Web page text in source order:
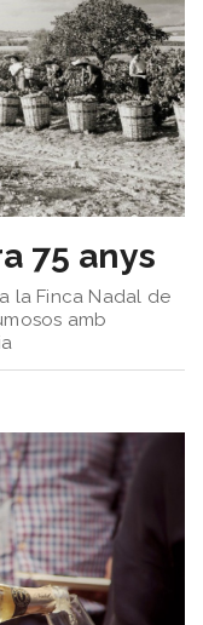
75 anys
la Finca Nadal de
amb